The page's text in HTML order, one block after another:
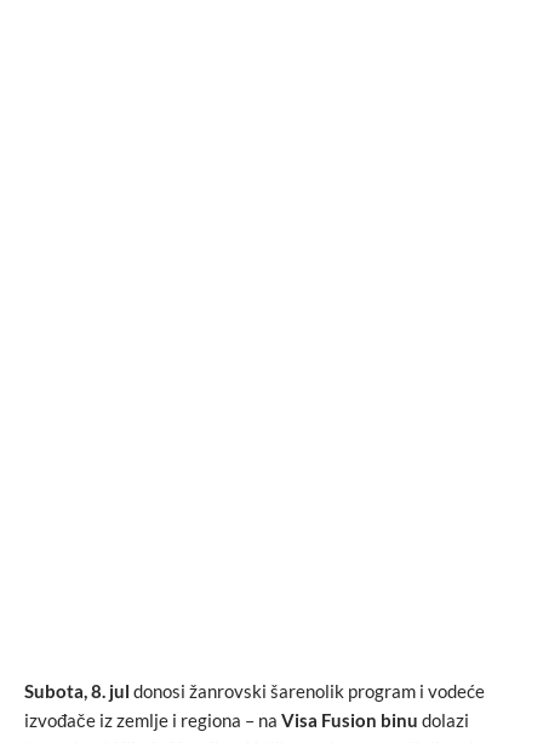
Subota, 8. jul donosi žanrovski šarenolik program i vodeće
izvođače iz zemlje i regiona – na Visa Fusion binu dolazi